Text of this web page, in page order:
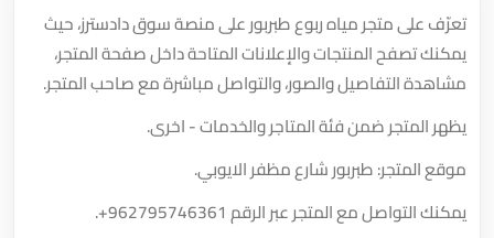
تعرّف على متجر مياه ربوع طبربور على منصة سوق دادسترز، حيث
يمكنك تصفح المنتجات والإعلانات المتاحة داخل صفحة المتجر،
مشاهدة التفاصيل والصور، والتواصل مباشرة مع صاحب المتجر.
يظهر المتجر ضمن فئة المتاجر والخدمات - اخرى.
موقع المتجر: طبربور شارع مظفر الايوبي.
يمكنك التواصل مع المتجر عبر الرقم +962795746361
.